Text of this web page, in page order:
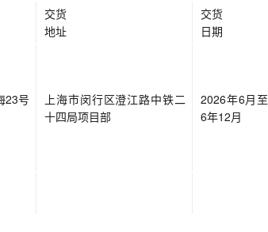
交货
地址
交货
日期
23号
上海市闵行区澄江路中铁二
十四局项目部
2026年6月
6年12月